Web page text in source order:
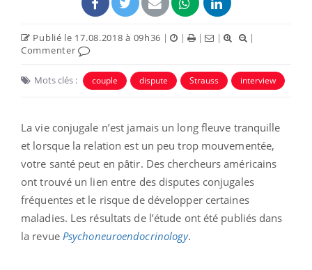
Publié le 17.08.2018 à 09h36 | | | |
|
Commenter
Mots clés : couple dispute Strauss interview
La vie conjugale n’est jamais un long fleuve tranquille
et lorsque la relation est un peu trop mouvementée,
votre santé peut en pâtir. Des chercheurs américains
ont trouvé un lien entre des disputes conjugales
fréquentes et le risque de développer certaines
maladies. Les résultats de l’étude ont été publiés dans
la revue Psychoneuroendocrinology.